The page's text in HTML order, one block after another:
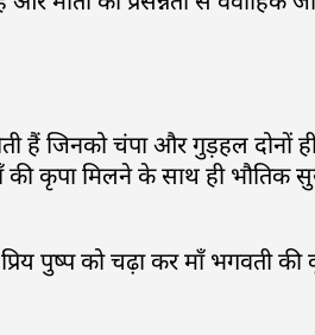
हैं जिनको चंपा और गुड़हल दोनों
की कृपा मिलने के साथ ही भौतिक
पुष्प को चढ़ा कर माँ भगवती की